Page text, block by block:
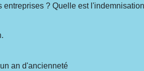
entreprises ? Quelle est
an d'ancienneté